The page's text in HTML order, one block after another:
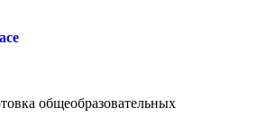
общеобразовательных